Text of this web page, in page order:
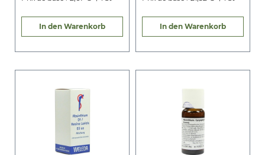
In den Warenkorb In den Warenkorb